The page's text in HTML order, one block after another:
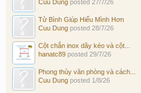
Cuu Dung posted 27/7/26
Tử Bình Giúp Hiểu Mình Hơn
Cuu Dung posted 28/7/26
Cột chắn inox dây kéo và cột...
hanatc89 posted 29/7/26
Phong thủy văn phòng và cách...
Cuu Dung posted 1/8/26